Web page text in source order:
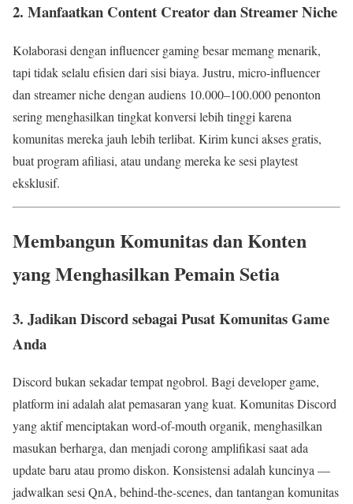
2. Manfaatkan Content Creator dan Streamer Niche
Kolaborasi dengan influencer gaming besar memang menarik,
tapi tidak selalu efisien dari sisi biaya. Justru, micro-influencer
dan streamer niche dengan audiens 10.000–100.000 penonton
sering menghasilkan tingkat konversi lebih tinggi karena
komunitas mereka jauh lebih terlibat. Kirim kunci akses gratis,
buat program afiliasi, atau undang mereka ke sesi playtest
eksklusif.
Membangun Komunitas dan Konten
yang Menghasilkan Pemain Setia
3. Jadikan Discord sebagai Pusat Komunitas Game
Anda
Discord bukan sekadar tempat ngobrol. Bagi developer game,
platform ini adalah alat pemasaran yang kuat. Komunitas Discord
yang aktif menciptakan word-of-mouth organik, menghasilkan
masukan berharga, dan menjadi corong amplifikasi saat ada
update baru atau promo diskon. Konsistensi adalah kuncinya —
jadwalkan sesi QnA, behind-the-scenes, dan tantangan komunitas